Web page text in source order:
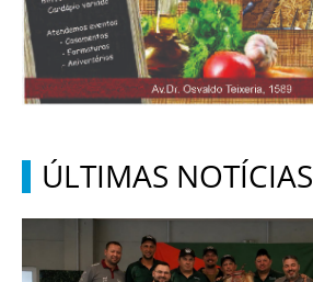
ÚLTIMAS NOTÍCIAS